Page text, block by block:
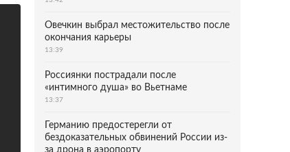
Овечкин выбрал местожительство после
окончания карьеры
13:39
Россиянки пострадали после
«интимного душа» во Вьетнаме
13:37
Германию предостерегли от
бездоказательных обвинений России из-
за дрона в аэропорту